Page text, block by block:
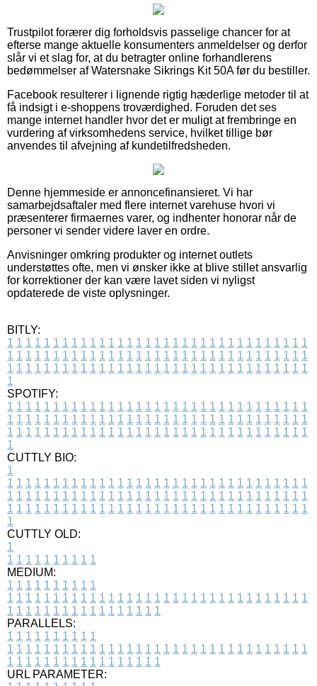
Trustpilot forærer dig forholdsvis passelige chancer for at
efterse mange aktuelle konsumenters anmeldelser og derfor
slår vi et slag for, at du betragter online forhandlerens
bedømmelser af Watersnake Sikrings Kit 50A før du bestiller.
Facebook resulterer i lignende rigtig hæderlige metoder til at
få indsigt i e-shoppens troværdighed. Foruden det ses
mange internet handler hvor det er muligt at frembringe en
vurdering af virksomhedens service, hvilket tillige bør
anvendes til afvejning af kundetilfredsheden.
Denne hjemmeside er annoncefinansieret. Vi har
samarbejdsaftaler med flere internet varehuse hvori vi
præsenterer firmaernes varer, og indhenter honorar når de
personer vi sender videre laver en ordre.
Anvisninger omkring produkter og internet outlets
understøttes ofte, men vi ønsker ikke at blive stillet ansvarlig
for korrektioner der kan være lavet siden vi nyligst
opdaterede de viste oplysninger.
BITLY:
1 1 1 1 1 1 1 1 1 1 1 1 1 1 1 1 1 1 1 1 1 1 1 1 1 1 1 1 1 1 1 1 1
1 1 1 1 1 1 1 1 1 1 1 1 1 1 1 1 1 1 1 1 1 1 1 1 1 1 1 1 1 1 1 1 1
1 1 1 1 1 1 1 1 1 1 1 1 1 1 1 1 1 1 1 1 1 1 1 1 1 1 1 1 1 1 1 1 1
1
SPOTIFY:
1 1 1 1 1 1 1 1 1 1 1 1 1 1 1 1 1 1 1 1 1 1 1 1 1 1 1 1 1 1 1 1 1
1 1 1 1 1 1 1 1 1 1 1 1 1 1 1 1 1 1 1 1 1 1 1 1 1 1 1 1 1 1 1 1 1
1 1 1 1 1 1 1 1 1 1 1 1 1 1 1 1 1 1 1 1 1 1 1 1 1 1 1 1 1 1 1 1 1
1
CUTTLY BIO:
1
1 1 1 1 1 1 1 1 1 1 1 1 1 1 1 1 1 1 1 1 1 1 1 1 1 1 1 1 1 1 1 1 1
1 1 1 1 1 1 1 1 1 1 1 1 1 1 1 1 1 1 1 1 1 1 1 1 1 1 1 1 1 1 1 1 1
1 1 1 1 1 1 1 1 1 1 1 1 1 1 1 1 1 1 1 1 1 1 1 1 1 1 1 1 1 1 1 1 1
1
CUTTLY OLD:
1
1 1 1 1 1 1 1 1 1 1
MEDIUM:
1 1 1 1 1 1 1 1 1 1
1 1 1 1 1 1 1 1 1 1 1 1 1 1 1 1 1 1 1 1 1 1 1 1 1 1 1 1 1 1 1 1 1
1 1 1 1 1 1 1 1 1 1 1 1 1 1 1 1 1
PARALLELS:
1 1 1 1 1 1 1 1 1 1
1 1 1 1 1 1 1 1 1 1 1 1 1 1 1 1 1 1 1 1 1 1 1 1 1 1 1 1 1 1 1 1 1
1 1 1 1 1 1 1 1 1 1 1 1 1 1 1 1 1
URL PARAMETER: